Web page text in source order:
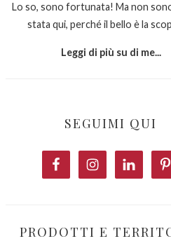
Lo so, sono fortunata! Ma non
stata qui, perché il bello è la
Leggi di più su di me...
SEGUIMI QUI
PRODOTTI E